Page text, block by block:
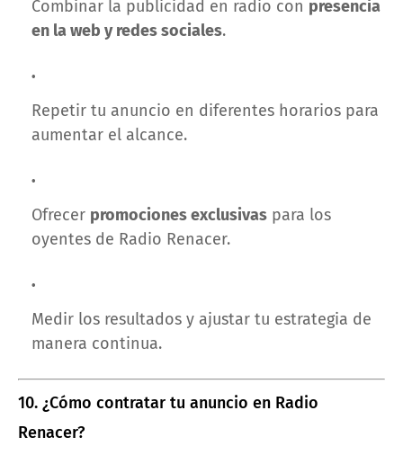
Combinar la publicidad en radio con presencia
en la web y redes sociales.
Repetir tu anuncio en diferentes horarios para
aumentar el alcance.
Ofrecer promociones exclusivas para los
oyentes de Radio Renacer.
Medir los resultados y ajustar tu estrategia de
manera continua.
10. ¿Cómo contratar tu anuncio en Radio
Renacer?